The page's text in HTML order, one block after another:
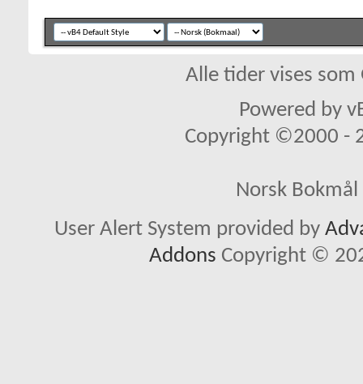
Alle tider vises som
Powered by
Copyright ©2000 -
Norsk
User Alert System provided by
Addons Copyright ©